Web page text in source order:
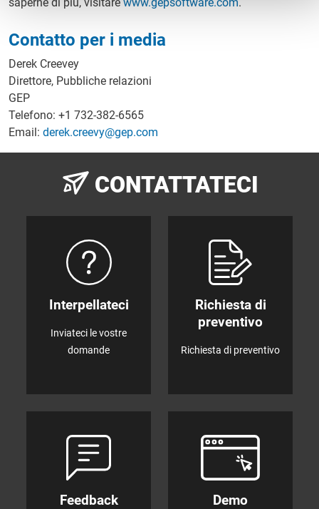
Contatto per i media
Derek Creevey
Direttore, Pubbliche relazioni
GEP
Telefono: +1 732-382-6565
Email: derek.creevy@gep.com
CONTATTATECI
Interpellateci
Inviateci le vostre
domande
Richiesta di
preventivo
Richiesta di preventivo
Feedback Demo